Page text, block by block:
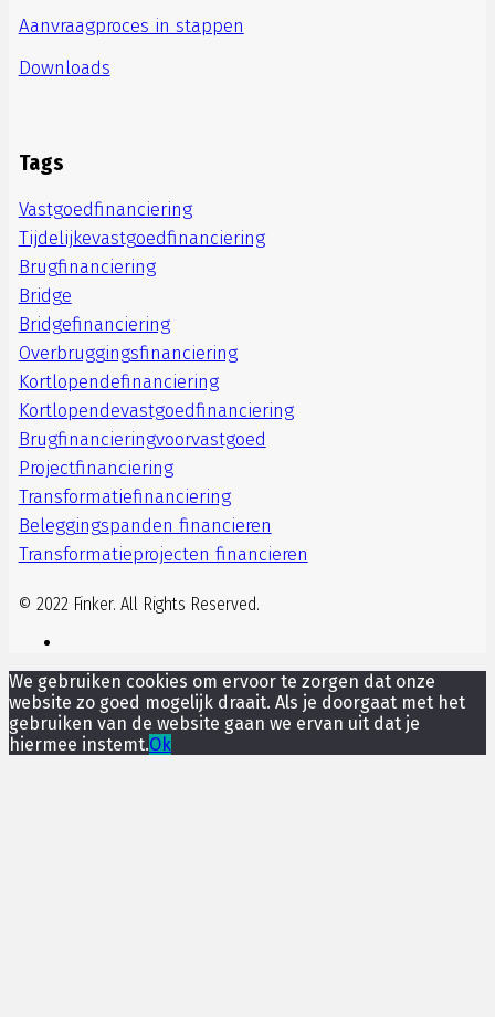
Aanvraagproces in stappen
Downloads
Tags
Vastgoedfinanciering
Tijdelijkevastgoedfinanciering
Brugfinanciering
Bridge
Bridgefinanciering
Overbruggingsfinanciering
Kortlopendefinanciering
Kortlopendevastgoedfinanciering
Brugfinancieringvoorvastgoed
Projectfinanciering
Transformatiefinanciering
Beleggingspanden financieren
Transformatieprojecten financieren
© 2022 Finker. All Rights Reserved.
We gebruiken cookies om ervoor te zorgen dat onze
website zo goed mogelijk draait. Als je doorgaat met het
gebruiken van de website gaan we ervan uit dat je
hiermee instemt.Ok